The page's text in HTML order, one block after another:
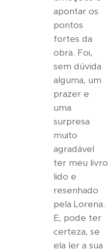
apontar os
pontos
fortes da
obra. Foi,
sem dúvida
alguma, um
prazer e
uma
surpresa
muito
agradável
ter meu livro
lido e
resenhado
pela Lorena.
E, pode ter
certeza, se
ela ler a sua